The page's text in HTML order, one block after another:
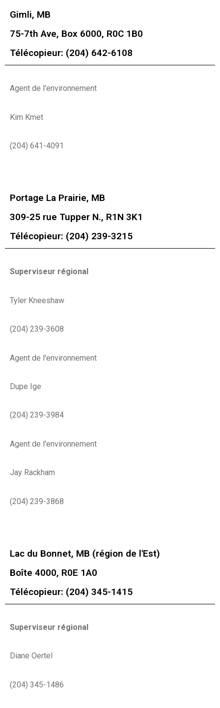
Gimli, MB
75-7th Ave, Box 6000, R0C 1B0
Télécopieur: (204) 642-6108
Agent de l'environnement
Kim Kmet
(204) 641-4091
Portage La Prairie, MB
309-25 rue Tupper N., R1N 3K1
Télécopieur: (204) 239-3215
Superviseur régional
Tyler Kneeshaw
(204) 239-3608
Agent de l'environnement
Dupe Ige
(204) 239-3984
Agent de l'environnement
Jay Rackham
(204) 239-3868
Lac du Bonnet, MB (région de l'Est)
Boîte 4000, R0E 1A0
Télécopieur: (204) 345-1415
Superviseur régional
Diane Oertel
(204) 345-1486